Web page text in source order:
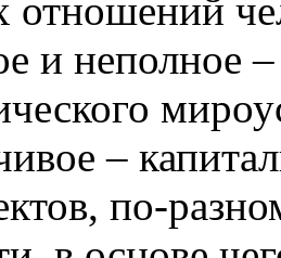
отношений
и неполное –
–
по-